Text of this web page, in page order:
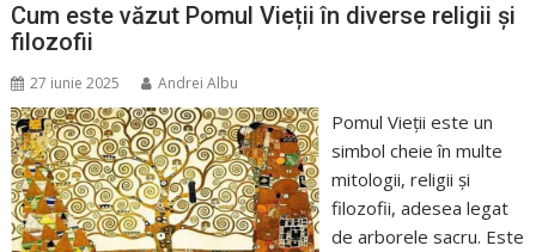
Cum este văzut Pomul Vieții în diverse religii și
filozofii
27 iunie 2025 Andrei Albu
Pomul Vieții este un
simbol cheie în multe
mitologii, religii și
filozofii, adesea legat
de arborele sacru. Este